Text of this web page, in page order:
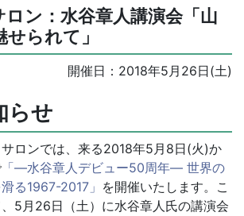
ン：水谷章人講演会「山
られて」
開催日： 2018年5月26日(土)
らせ
ロンでは、来る2018年5月8日(火)か
「―水谷章人デビュー50周年― 世界の
る1967-2017」 を開催いたします。こ
5月26日（土）に水谷章人氏の講演会